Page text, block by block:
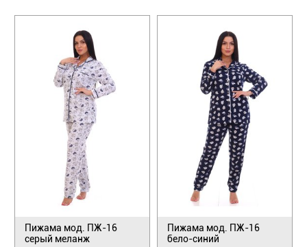
Пижама мод. ПЖ-16
серый меланж
Пижама мод. ПЖ-16
бело-синий